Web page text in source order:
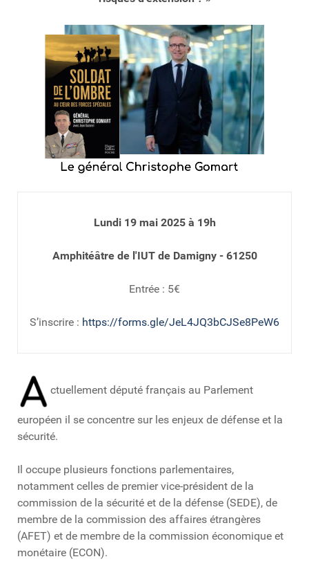
Lundi 19 mai 2025 à 19h
Amphitéâtre de l'IUT de Damigny - 61250
Entrée : 5€
S’inscrire : https://forms.gle/JeL4JQ3bCJSe8PeW6
ctuellement député français au Parlement
européen il se concentre sur les enjeux de défense et la
sécurité.
Il occupe plusieurs fonctions parlementaires,
notamment celles de premier vice-président de la
commission de la sécurité et de la défense (SEDE), de
membre de la commission des affaires étrangères
(AFET) et de membre de la commission économique et
monétaire (ECON).